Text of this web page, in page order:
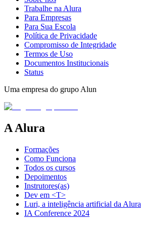
Trabalhe na Alura
Para Empresas
Para Sua Escola
Política de Privacidade
Compromisso de Integridade
Termos de Uso
Documentos Institucionais
Status
Uma empresa do grupo Alun
A Alura
Formações
Como Funciona
Todos os cursos
Depoimentos
Instrutores(as)
Dev em <T>
Luri, a inteligência artificial da Alura
IA Conference 2024